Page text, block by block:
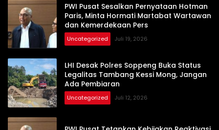
PWI Pusat Sesalkan Pernyataan Hotman
Paris, Minta Hormati Martabat Wartawan
dan Kemerdekaan Pers
Uncategorized Juli 19, 2026
LHI Desak Polres Soppeng Buka Status
Legalitas Tambang Kessi Mong, Jangan
Ada Pembiaran
Uncategorized Juli 12, 2026